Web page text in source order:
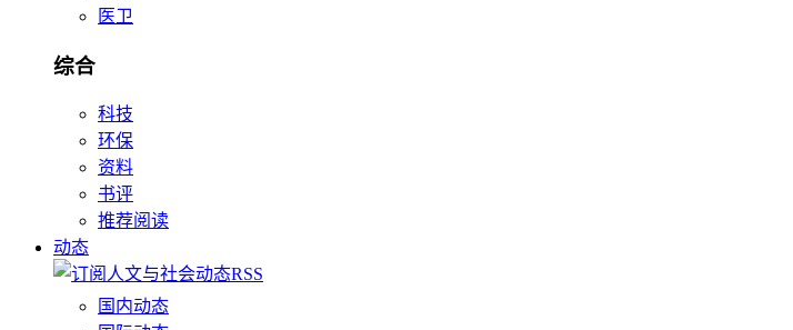
医卫
综合
科技
环保
资料
书评
推荐阅读
动态
国内动态